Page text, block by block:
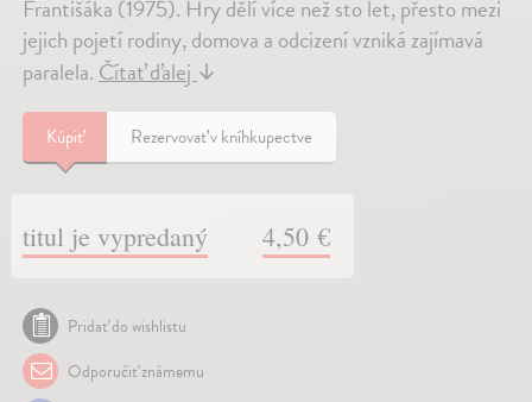
Františáka (1975). Hry dělí více než sto let, přesto mezi
jejich pojetí rodiny, domova a odcizení vzniká zajímavá
paralela. Čítať ďalej ↓
Kúpiť Rezervovať v kníhkupectve
titul je vypredaný 4,50 €
Pridať do wishlistu
Odporučiť známemu